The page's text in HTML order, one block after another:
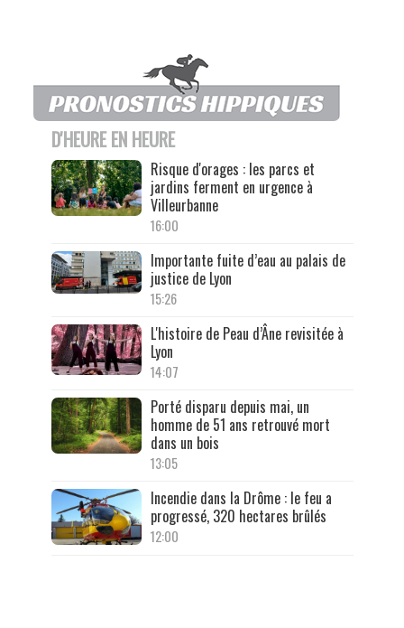
D'HEURE EN HEURE
Risque d'orages : les parcs et
jardins ferment en urgence à
Villeurbanne
16:00
Importante fuite d’eau au palais de
justice de Lyon
15:26
L'histoire de Peau d’Âne revisitée à
Lyon
14:07
Porté disparu depuis mai, un
homme de 51 ans retrouvé mort
dans un bois
13:05
Incendie dans la Drôme : le feu a
progressé, 320 hectares brûlés
12:00